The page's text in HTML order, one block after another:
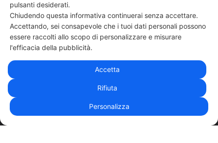
331 818 4777DANIELE ESPOSITO
| PRIVACY POLICY
pulsanti desiderati.
Chiudendo questa informativa continuerai senza accettare.
Accettando, sei consapevole che i tuoi dati personali possono
essere raccolti allo scopo di personalizzare e misurare
l'efficacia della pubblicità.
Accetta
Rifiuta
Personalizza